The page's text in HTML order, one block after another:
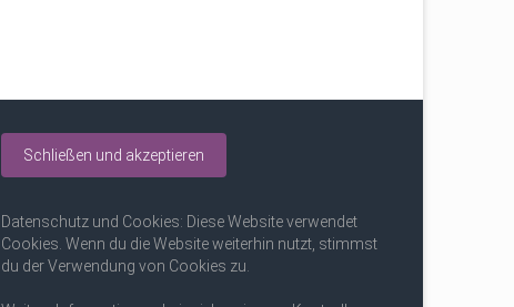
Datenschutz und Cookies: Diese Website verwendet
Cookies. Wenn du die Website weiterhin nutzt, stimmst
du der Verwendung von Cookies zu.